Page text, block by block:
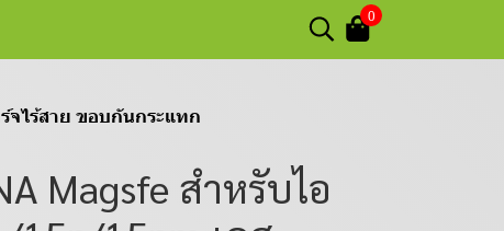
0
จไร้สาย ขอบกันกระแทก
Magsfe สำหรับไอ